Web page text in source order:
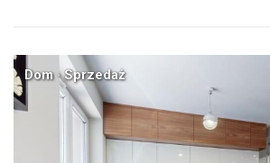
Dom · Sprzedaż